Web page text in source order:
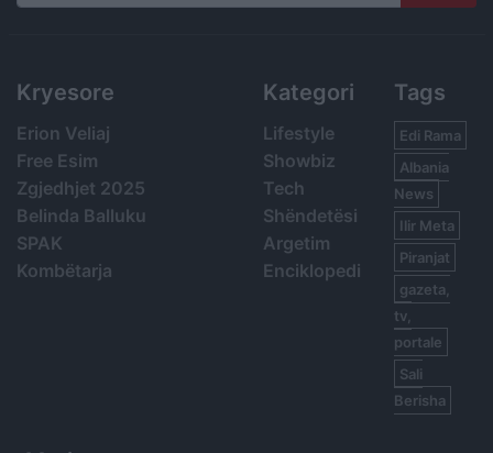
Search
Kryesore
Erion Veliaj
Free Esim
Zgjedhjet 2025
Belinda Balluku
SPAK
Kombëtarja
Kategori
Lifestyle
Showbiz
Tech
Shëndetësi
Argetim
Enciklopedi
Tags
Edi Rama
Albania
News
Ilir Meta
Piranjat
gazeta,
tv,
portale
Sali
Berisha